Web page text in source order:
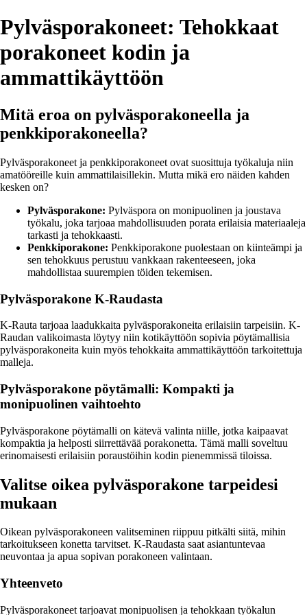
Pylväsporakoneet: Tehokkaat
porakoneet kodin ja
ammattikäyttöön
Mitä eroa on pylväsporakoneella ja
penkkiporakoneella?
Pylväsporakoneet ja penkkiporakoneet ovat suosittuja työkaluja niin
amatööreille kuin ammattilaisillekin. Mutta mikä ero näiden kahden
kesken on?
Pylväsporakone: Pylväspora on monipuolinen ja joustava
työkalu, joka tarjoaa mahdollisuuden porata erilaisia materiaaleja
tarkasti ja tehokkaasti.
Penkkiporakone: Penkkiporakone puolestaan on kiinteämpi ja
sen tehokkuus perustuu vankkaan rakenteeseen, joka
mahdollistaa suurempien töiden tekemisen.
Pylväsporakone K-Raudasta
K-Rauta tarjoaa laadukkaita pylväsporakoneita erilaisiin tarpeisiin. K-
Raudan valikoimasta löytyy niin kotikäyttöön sopivia pöytämallisia
pylväsporakoneita kuin myös tehokkaita ammattikäyttöön tarkoitettuja
malleja.
Pylväsporakone pöytämalli: Kompakti ja
monipuolinen vaihtoehto
Pylväsporakone pöytämalli on kätevä valinta niille, jotka kaipaavat
kompaktia ja helposti siirrettävää porakonetta. Tämä malli soveltuu
erinomaisesti erilaisiin poraustöihin kodin pienemmissä tiloissa.
Valitse oikea pylväsporakone tarpeidesi
mukaan
Oikean pylväsporakoneen valitseminen riippuu pitkälti siitä, mihin
tarkoitukseen konetta tarvitset. K-Raudasta saat asiantuntevaa
neuvontaa ja apua sopivan porakoneen valintaan.
Yhteenveto
Pylväsporakoneet tarjoavat monipuolisen ja tehokkaan työkalun